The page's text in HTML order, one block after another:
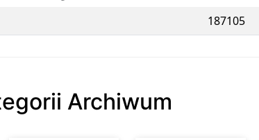
187105
Archiwum